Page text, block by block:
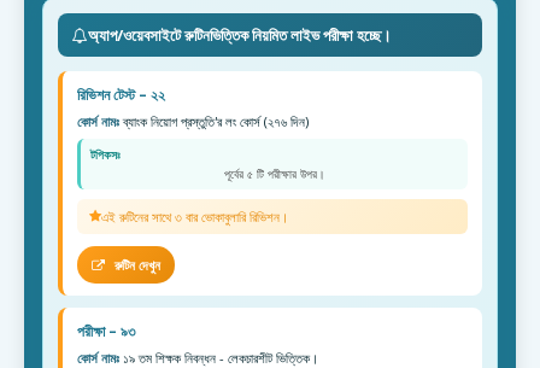
অ্যাপ/ওয়েবসাইটে রুটিনভিত্তিক নিয়মিত লাইভ পরীক্ষা হচ্ছে।
রিভিশন টেস্ট – ২২
কোর্স নামঃব্যাংক নিয়োগ প্রস্তুতি'র লং কোর্স (২৭৬ দিন)
টপিকসঃ
পূর্বের ৫ টি পরীক্ষার উপর।
এই রুটিনের সাথে ৩ বার ভোকাবুলারি রিভিশন।
রুটিন দেখুন
পরীক্ষা – ৯৩
কোর্স নামঃ ১৯ তম শিক্ষক নিবন্ধন - লেকচারশীট ভিত্তিক।